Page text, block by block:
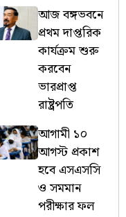
আজ বঙ্গভবনে
প্রথম দাপ্তরিক
কার্যক্রম শুরু
করবেন
ভারপ্রাপ্ত
রাষ্ট্রপতি
আগামী ১০
আগস্ট প্রকাশ
হবে এসএসসি
ও সমমান
পরীক্ষার ফল